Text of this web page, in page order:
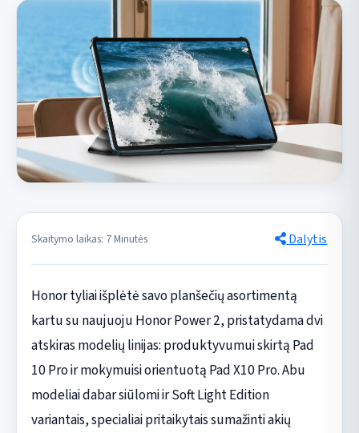
Skaitymo laikas: 7 Minutės Dalytis
Honor tyliai išplėtė savo planšečių asortimentą
kartu su naujuoju Honor Power 2, pristatydama dvi
atskiras modelių linijas: produktyvumui skirtą Pad
10 Pro ir mokymuisi orientuotą Pad X10 Pro. Abu
modeliai dabar siūlomi ir Soft Light Edition
variantais, specialiai pritaikytais sumažinti akių